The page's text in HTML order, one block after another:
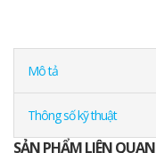
Mô tả
Thông số kỹ thuật
SẢN PHẨM LIÊN QUAN